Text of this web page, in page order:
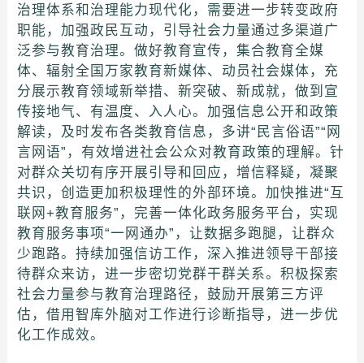
治理体系和治理能力现代化，需要进一步转变政府
职能，加强政民互动，引导社会力量通过多渠道广
泛参与教育治理。做好教育宣传，集合教育全媒
体、辐射全国万家教育新媒体、动员社会媒体，充
分展示教育领域新举措、新突破、新成就，做到宣
传接地气、有温度、入人心。加强信息公开和政策
解读，及时发布各类教育信息，多讲“民言俗语”“网
言网语”，有效增进社会公众对教育政策的理解。针
对群众关切有序开展引导和回应，增信释疑，凝聚
共识，创造更加积极理性的外部环境。加快推进“互
联网+教育服务”，完善一体化政务服务平台，实现
教育服务事项“一网通办”，让数据多跑腿，让群众
少跑路。持续加强信访工作，深入推进领导干部接
待群众来访，进一步密切党群干群关系。积极探索
社会力量参与教育治理路径，鼓励开展第三方评
估，借用智库外脑对工作进行诊断指导，进一步优
化工作成效。